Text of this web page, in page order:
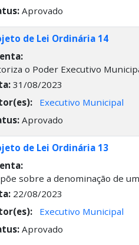
Aprovado
de Lei Ordinária 14
o Poder Executivo
31/08/2023
Executivo Municipal
Aprovado
de Lei Ordinária 13
sobre a denominação de
22/08/2023
Executivo Municipal
Aprovado